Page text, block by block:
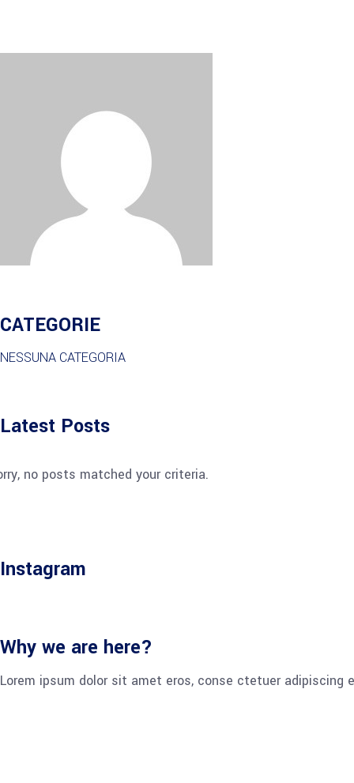
CATEGORIE
NESSUNA CATEGORIA
Latest Posts
no posts matched your criteria.
Instagram
Why we are here?
Lorem ipsum dolor sit amet eros, conse ctetuer adipiscing